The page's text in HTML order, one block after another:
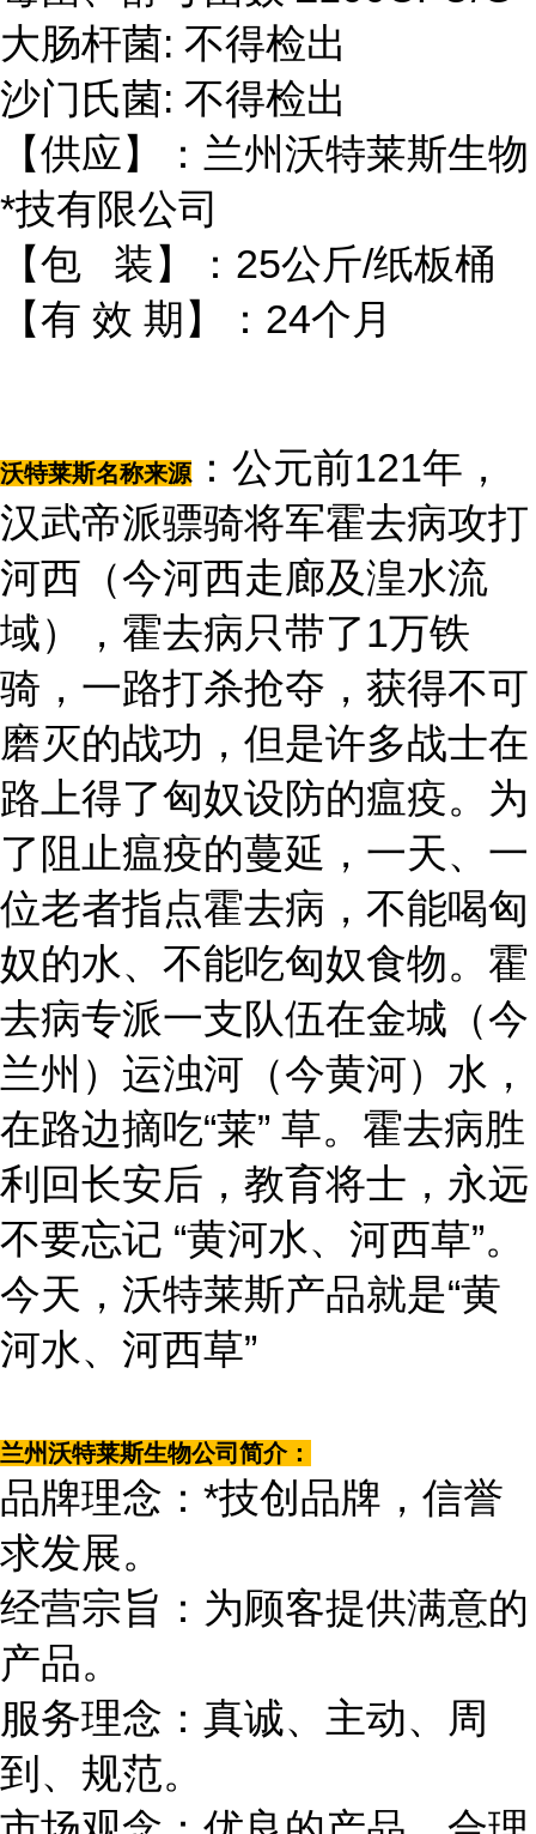
大肠杆菌: 不得检出
沙门氏菌: 不得检出
【供应】：兰州沃特莱斯生物
*技有限公司
【包 装】：25公斤/纸板桶
【有 效 期】：24个月
沃特莱斯名称来源
：公元前121年，
汉武帝派骠骑将军霍去病攻打
河西（今河西走廊及湟水流
域），霍去病只带了1万铁
骑，一路打杀抢夺，获得不可
磨灭的战功，但是许多战士在
路上得了匈奴设防的瘟疫。为
了阻止瘟疫的蔓延，一天、一
位老者指点霍去病，不能喝匈
奴的水、不能吃匈奴食物。霍
去病专派一支队伍在金城（今
兰州）运浊河（今黄河）水，
在路边摘吃“莱” 草。霍去病胜
利回长安后，教育将士，永远
不要忘记 “黄河水、河西草”。
今天，沃特莱斯产品就是“黄
河水、河西草”
兰州沃特莱斯生物公司简介：
品牌理念：*技创品牌，信誉
求发展。
经营宗旨：为顾客提供满意的
产品。
服务理念：真诚、主动、周
到、规范。